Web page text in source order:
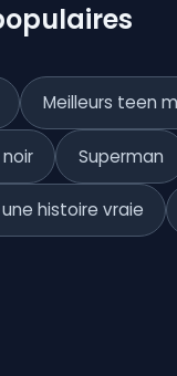
Meilleurs teen
Superman
histoire vraie